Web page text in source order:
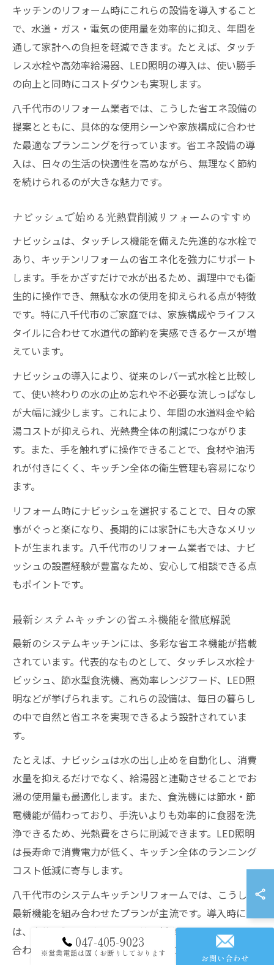
キッチンのリフォーム時にこれらの設備を導入すること
で、水道・ガス・電気の使用量を効率的に抑え、年間を
通して家計への負担を軽減できます。たとえば、タッチ
レス水栓や高効率給湯器、LED照明の導入は、使い勝手
の向上と同時にコストダウンも実現します。
八千代市のリフォーム業者では、こうした省エネ設備の
提案とともに、具体的な使用シーンや家族構成に合わせ
た最適なプランニングを行っています。省エネ設備の導
入は、日々の生活の快適性を高めながら、無理なく節約
を続けられるのが大きな魅力です。
ナビッシュで始める光熱費削減リフォームのすすめ
ナビッシュは、タッチレス機能を備えた先進的な水栓で
あり、キッチンリフォームの省エネ化を強力にサポート
します。手をかざすだけで水が出るため、調理中でも衛
生的に操作でき、無駄な水の使用を抑えられる点が特徴
です。特に八千代市のご家庭では、家族構成やライフス
タイルに合わせて水道代の節約を実感できるケースが増
えています。
ナビッシュの導入により、従来のレバー式水栓と比較し
て、使い終わりの水の止め忘れや不必要な流しっぱなし
が大幅に減少します。これにより、年間の水道料金や給
湯コストが抑えられ、光熱費全体の削減につながりま
す。また、手を触れずに操作できることで、食材や油汚
れが付きにくく、キッチン全体の衛生管理も容易になり
ます。
リフォーム時にナビッシュを選択することで、日々の家
事がぐっと楽になり、長期的には家計にも大きなメリッ
トが生まれます。八千代市のリフォーム業者では、ナビ
ッシュの設置経験が豊富なため、安心して相談できる点
もポイントです。
最新システムキッチンの省エネ機能を徹底解説
最新のシステムキッチンには、多彩な省エネ機能が搭載
されています。代表的なものとして、タッチレス水栓ナ
ビッシュ、節水型食洗機、高効率レンジフード、LED照
明などが挙げられます。これらの設備は、毎日の暮らし
の中で自然と省エネを実現できるよう設計されていま
す。
たとえば、ナビッシュは水の出し止めを自動化し、消費
水量を抑えるだけでなく、給湯器と連動させることでお
湯の使用量も最適化します。また、食洗機には節水・節
電機能が備わっており、手洗いよりも効率的に食器を洗
浄できるため、光熱費をさらに削減できます。LED照明
は長寿命で消費電力が低く、キッチン全体のランニング
コスト低減に寄与します。
八千代市のシステムキッチンリフォームでは、こうした
最新機能を組み合わせたプランが主流です。導入時に
は、家族の調理スタイルや予算、将来のライフプランに
合わせて最適な設備選びを心がけることが重要です。
047-405-9023
※営業電話は固くお断りしております お問い合わせ